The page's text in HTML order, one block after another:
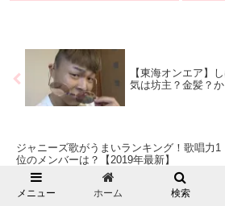
【東海オンエア】
気は坊主？金髪？
ジャニーズ歌がうまいランキング！歌唱力1
位のメンバーは？【2019年最新】
メニュー ホーム 検索